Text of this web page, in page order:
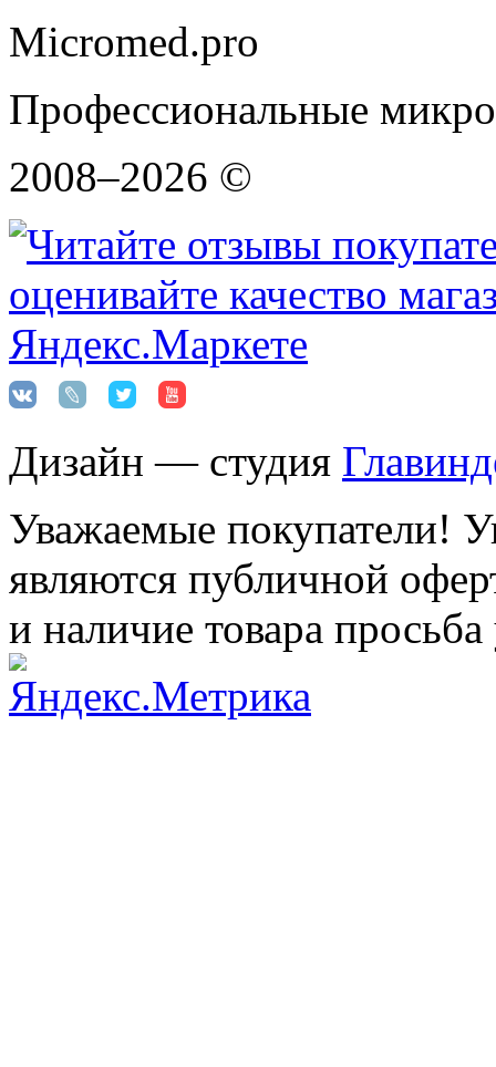
Micromed.pro
Профессиональные
2008–2026 ©
Дизайн — студия
Уважаемые покупатели!
являются публичной
и наличие товара